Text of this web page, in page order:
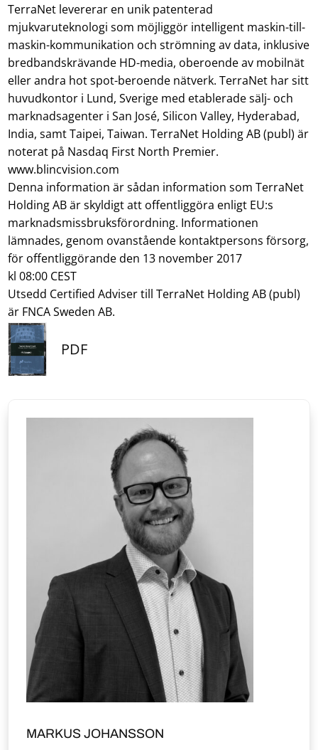
TerraNet levererar en unik patenterad
mjukvaruteknologi som möjliggör intelligent maskin-till-
maskin-kommunikation och strömning av data, inklusive
bredbandskrävande HD-media, oberoende av mobilnät
eller andra hot spot-beroende nätverk. TerraNet har sitt
huvudkontor i Lund, Sverige med etablerade sälj- och
marknadsagenter i San José, Silicon Valley, Hyderabad,
India, samt Taipei, Taiwan. TerraNet Holding AB (publ) är
noterat på Nasdaq First North Premier.
www.blincvision.com
Denna information är sådan information som TerraNet
Holding AB är skyldigt att offentliggöra enligt EU:s
marknadsmissbruksförordning. Informationen
lämnades, genom ovanstående kontaktpersons försorg,
för offentliggörande den 13 november 2017
kl 08:00 CEST
Utsedd Certified Adviser till TerraNet Holding AB (publ)
är FNCA Sweden AB.
PDF
MARKUS JOHANSSON